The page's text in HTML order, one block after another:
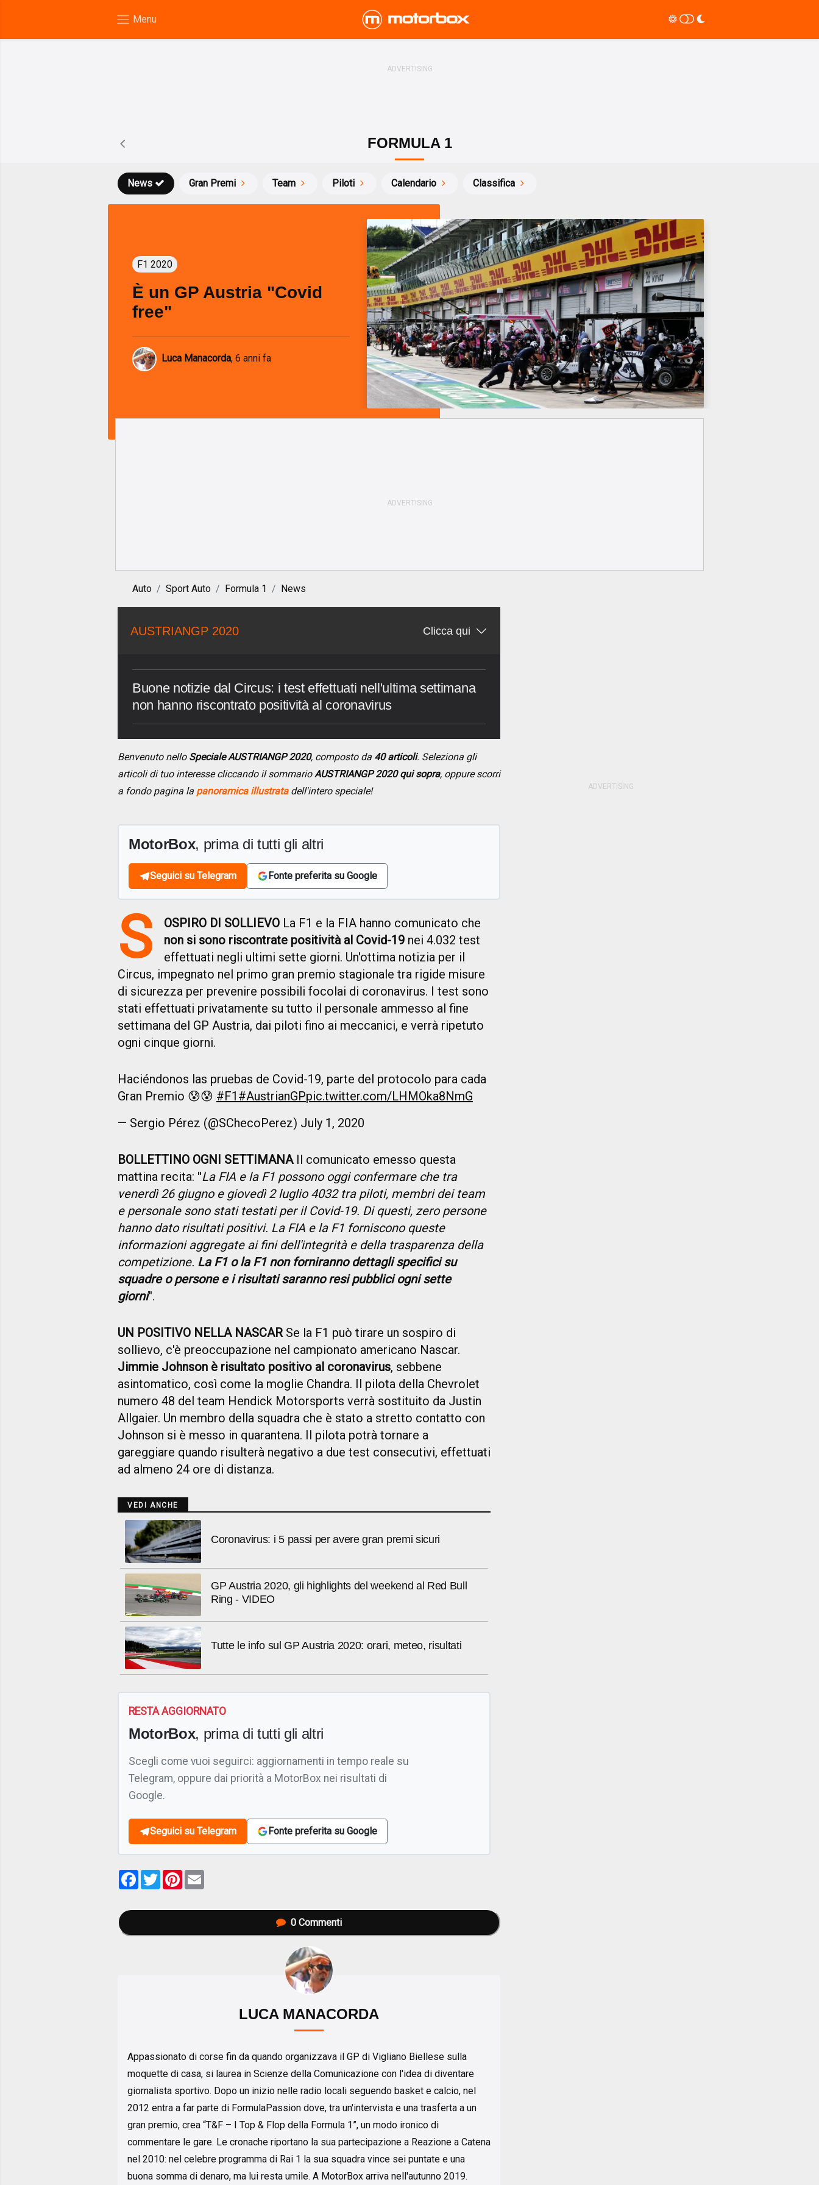
FORMULA 1
News Gran Premi Team Piloti Calendario Classifica
F1 2020
È un GP Austria "Covid
free"
Luca Manacorda, 6 anni fa
Auto Sport Auto Formula 1 News
AUSTRIANGP 2020 Clicca qui
Buone notizie dal Circus: i test effettuati nell'ultima settimana
non hanno riscontrato positività al coronavirus
Benvenuto nello Speciale AUSTRIANGP 2020, composto da 40 articoli. Seleziona gli
articoli di tuo interesse cliccando il sommarioAUSTRIANGP 2020 qui sopra, oppure scorri
a fondo pagina la panoramica illustratadell'intero speciale!
MotorBox, prima di tutti gli altri
Seguici su Telegram Fonte preferita su Google
S OSPIRO DI SOLLIEVO La F1 e la FIA hanno comunicato che
non si sono riscontrate positività al Covid-19 nei 4.032 test
effettuati negli ultimi sette giorni. Un'ottima notizia per il
Circus, impegnato nel primo gran premio stagionale tra rigide misure
di sicurezza per prevenire possibili focolai di coronavirus. I test sono
stati effettuati privatamente su tutto il personale ammesso al fine
settimana del GP Austria, dai piloti fino ai meccanici, e verrà ripetuto
ogni cinque giorni.
Haciéndonos las pruebas de Covid-19, parte del protocolo para cada
Gran Premio 😰😰 #F1 #AustrianGPpic.twitter.com/LHMOka8NmG
— Sergio Pérez (@SChecoPerez) July 1, 2020
BOLLETTINO OGNI SETTIMANAIl comunicato emesso questa
mattina recita: ''La FIA e la F1 possono oggi confermare che tra
venerdì 26 giugno e giovedì 2 luglio 4032 tra piloti, membri dei team
e personale sono stati testati per il Covid-19. Di questi, zero persone
hanno dato risultati positivi. La FIA e la F1 forniscono queste
informazioni aggregate ai fini dell'integrità e della trasparenza della
competizione. La F1 o la F1 non forniranno dettagli specifici su
squadre o persone e i risultati saranno resi pubblici ogni sette
giorni''.
UN POSITIVO NELLA NASCARSe la F1 può tirare un sospiro di
sollievo, c'è preoccupazione nel campionato americano Nascar.
Jimmie Johnson è risultato positivo al coronavirus, sebbene
asintomatico, così come la moglie Chandra. Il pilota della Chevrolet
numero 48 del team Hendick Motorsports verrà sostituito da Justin
Allgaier. Un membro della squadra che è stato a stretto contatto con
Johnson si è messo in quarantena. Il pilota potrà tornare a
gareggiare quando risulterà negativo a due test consecutivi, effettuati
ad almeno 24 ore di distanza.
VEDI ANCHE
Coronavirus: i 5 passi per avere gran premi sicuri
GP Austria 2020, gli highlights del weekend al Red Bull
Ring - VIDEO
Tutte le info sul GP Austria 2020: orari, meteo, risultati
RESTA AGGIORNATO
MotorBox, prima di tutti gli altri
Scegli come vuoi seguirci: aggiornamenti in tempo reale su
Telegram, oppure dai priorità a MotorBox nei risultati di
Google.
Seguici su Telegram Fonte preferita su Google
Facebook
TwitterPinterest
0 Commenti
LUCA MANACORDA
Appassionato di corse fin da quando organizzava il GP di Vigliano Biellese sulla
moquette di casa, si laurea in Scienze della Comunicazione con l'idea di diventare
giornalista sportivo. Dopo un inizio nelle radio locali seguendo basket e calcio, nel
2012 entra a far parte di FormulaPassion dove, tra un'intervista e una trasferta a un
gran premio, crea “T&F – I Top & Flop della Formula 1”, un modo ironico di
commentare le gare. Le cronache riportano la sua partecipazione a Reazione a Catena
nel 2010: nel celebre programma di Rai 1 la sua squadra vince sei puntate e una
buona somma di denaro, ma lui resta umile. A MotorBox arriva nell'autunno 2019.